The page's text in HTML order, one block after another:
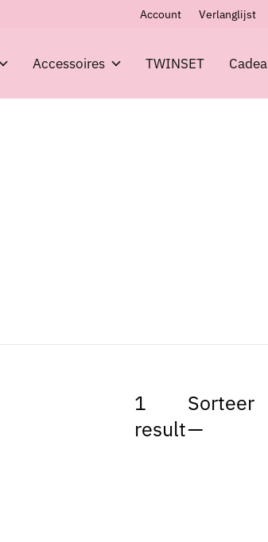
Account Verlanglijst
Accessoires TWINSET
1
result
Sorteer
—